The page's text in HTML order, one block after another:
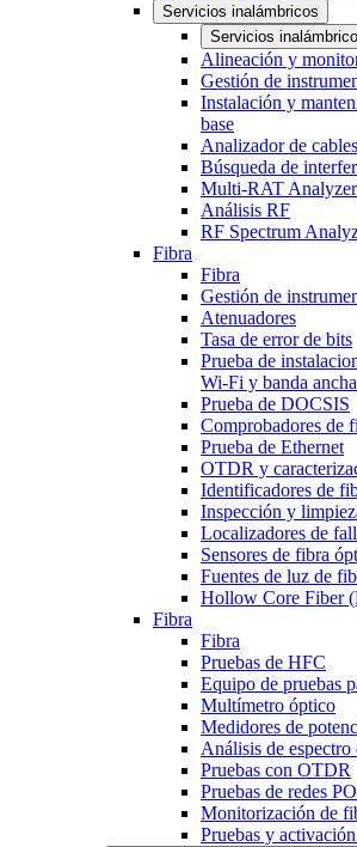
Servicios inalámbricos
Servicios
Alineación y
Gestión de
Instalación y
base
Analizador de
Búsqueda de
Multi-RAT Analyzer
Análisis RF
RF Spectrum
Fibra
Fibra
Gestión de
Atenuadores
Tasa de error de bits
Prueba de
Wi-Fi y banda ancha
Prueba de DOCSIS
Comprobadores de
Prueba de Ethernet
OTDR y
Identificadores de
Inspección y
Localizadores de
Sensores de fibra
Fuentes de luz de
Hollow Core Fiber
Fibra
Fibra
Pruebas de HFC
Equipo de pruebas
Multímetro óptico
Medidores de
Análisis de espectro
Pruebas con OTDR
Pruebas de redes
Monitorización de
Pruebas y